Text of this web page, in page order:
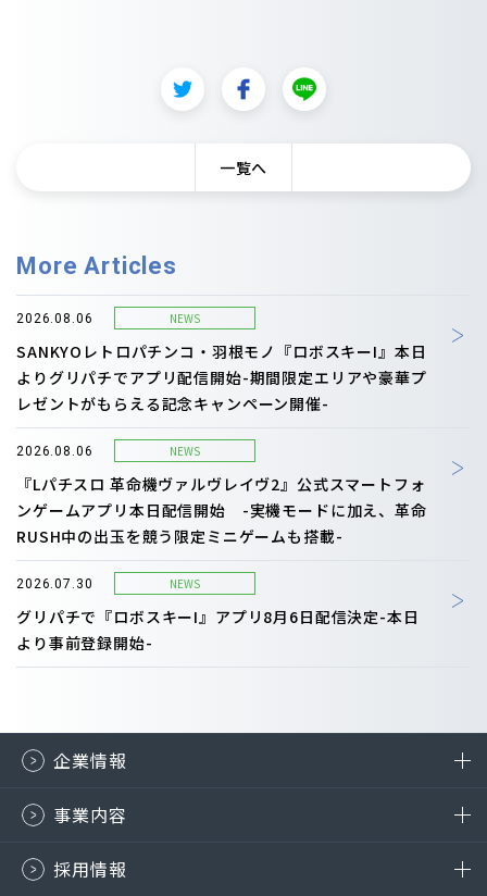
一覧へ
More Articles
2026.08.06 NEWS
SANKYOレトロパチンコ・羽根モノ『ロボスキーI』本日
よりグリパチでアプリ配信開始-期間限定エリアや豪華プ
レゼントがもらえる記念キャンペーン開催-
2026.08.06 NEWS
『Lパチスロ 革命機ヴァルヴレイヴ2』公式スマートフォ
ンゲームアプリ本日配信開始 -実機モードに加え、革命
RUSH中の出玉を競う限定ミニゲームも搭載-
2026.07.30 NEWS
グリパチで『ロボスキーI』アプリ8月6日配信決定-本日
より事前登録開始-
企業情報
事業内容
採用情報